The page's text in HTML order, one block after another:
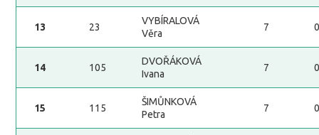
13 23
VYBÍRALOVÁ
Věra
7
14 105
DVOŘÁKOVÁ
Ivana
7
15 115
ŠIMŮNKOVÁ
Petra
7